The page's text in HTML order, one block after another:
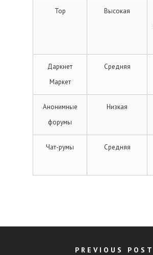
Тор Высокая
Даркнет
Маркет
Средняя
Анонимные
форумы
Низкая
Чат-румы Средняя
PREVIOUS POST